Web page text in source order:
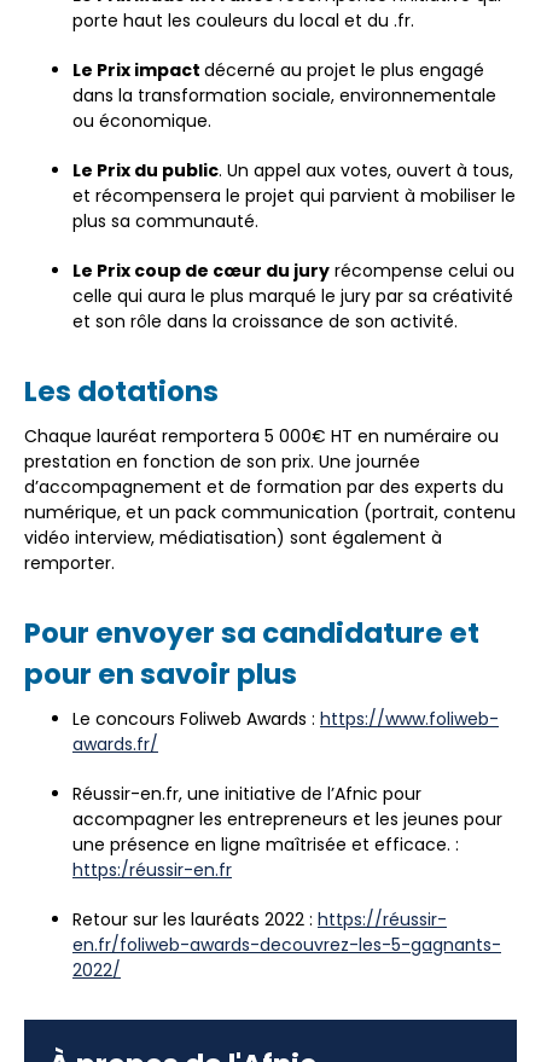
porte haut les couleurs du local et du .fr.
Le Prix impact décerné au projet le plus engagé
dans la transformation sociale, environnementale
ou économique.
Le Prix du public. Un appel aux votes, ouvert à tous,
et récompensera le projet qui parvient à mobiliser le
plus sa communauté.
Le Prix coup de cœur du jury récompense celui ou
celle qui aura le plus marqué le jury par sa créativité
et son rôle dans la croissance de son activité.
Les dotations
Chaque lauréat remportera 5 000€ HT en numéraire ou
prestation en fonction de son prix. Une journée
d’accompagnement et de formation par des experts du
numérique, et un pack communication (portrait, contenu
vidéo interview, médiatisation) sont également à
remporter.
Pour envoyer sa candidature et
pour en savoir plus
Le concours Foliweb Awards : https://www.foliweb-
awards.fr/
Réussir-en.fr, une initiative de l’Afnic pour
accompagner les entrepreneurs et les jeunes pour
une présence en ligne maîtrisée et efficace. :
https:/réussir-en.fr
Retour sur les lauréats 2022 : https://réussir-
en.fr/foliweb-awards-decouvrez-les-5-gagnants-
2022/